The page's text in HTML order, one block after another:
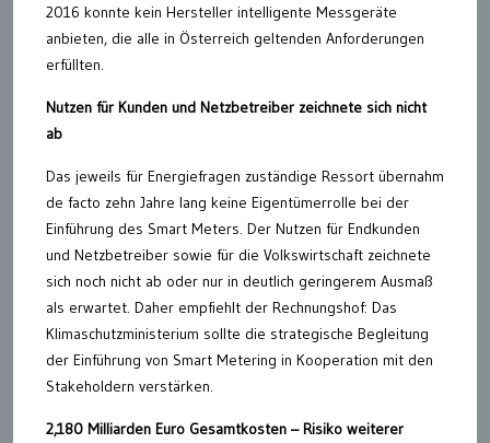
2016 konnte kein Hersteller intelligente Messgeräte
anbieten, die alle in Österreich geltenden Anforderungen
erfüllten.
Nutzen für Kunden und Netzbetreiber zeichnete sich nicht
ab
Das jeweils für Energiefragen zuständige Ressort übernahm
de facto zehn Jahre lang keine Eigentümerrolle bei der
Einführung des Smart Meters. Der Nutzen für Endkunden
und Netzbetreiber sowie für die Volkswirtschaft zeichnete
sich noch nicht ab oder nur in deutlich geringerem Ausmaß
als erwartet. Daher empfiehlt der Rechnungshof: Das
Klimaschutzministerium sollte die strategische Begleitung
der Einführung von Smart Metering in Kooperation mit den
Stakeholdern verstärken.
2,180 Milliarden Euro Gesamtkosten – Risiko weiterer